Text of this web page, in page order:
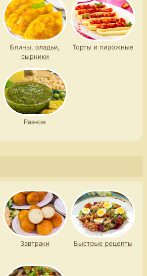
Блины, оладьи,
сырники
Торты и пирожные
Разное
Завтраки Быстрые рецепты